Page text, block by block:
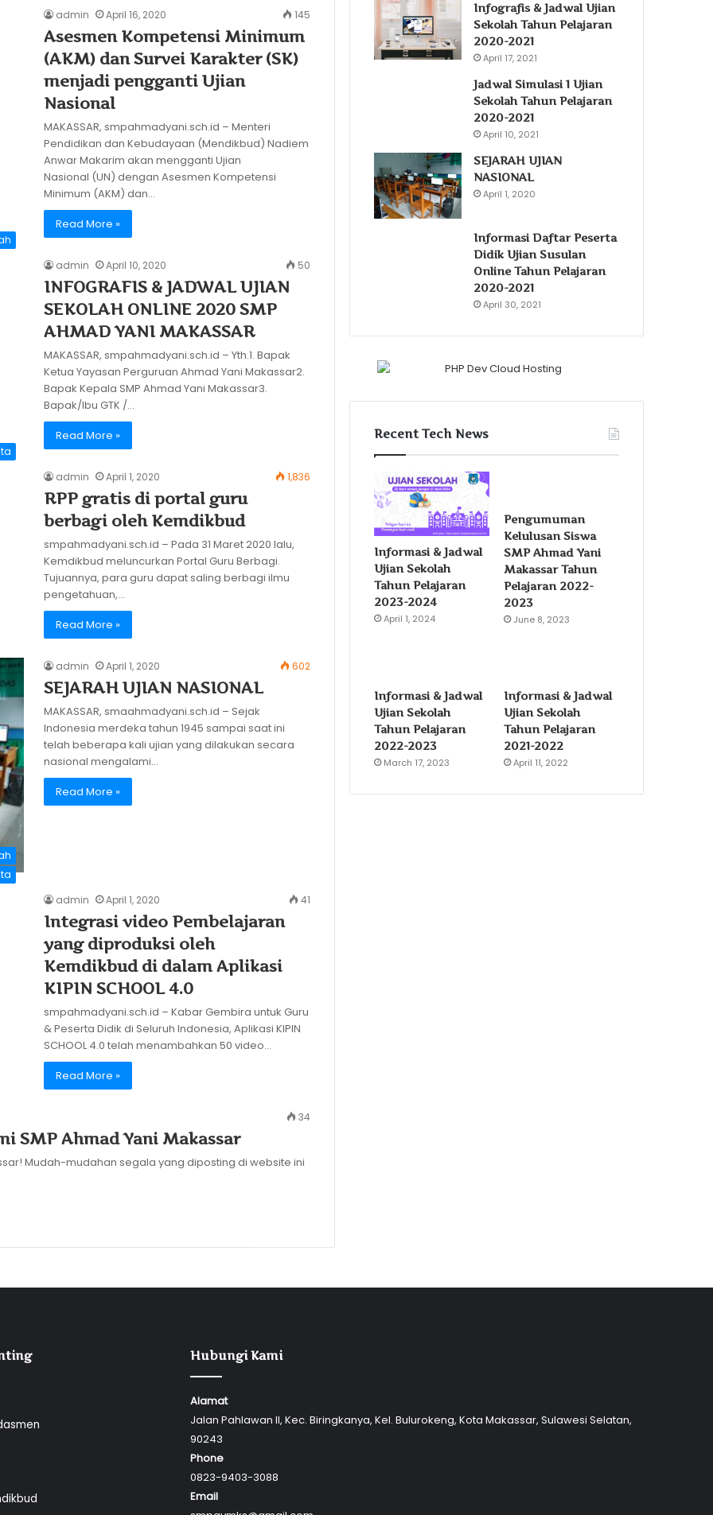
admin
April 16, 2020 145
Asesmen Kompetensi Minimum
(AKM) dan Survei Karakter (SK)
menjadi pengganti Ujian
Nasional
MAKASSAR, smpahmadyani.sch.id – Menteri
Pendidikan dan Kebudayaan (Mendikbud) Nadiem
Anwar Makarim akan mengganti Ujian
Nasional (UN) dengan Asesmen Kompetensi
Minimum (AKM) dan…
Read More »
admin
April 10, 2020 50
INFOGRAFIS & JADWAL UJIAN
SEKOLAH ONLINE 2020 SMP
AHMAD YANI MAKASSAR
MAKASSAR, smpahmadyani.sch.id – Yth.1. Bapak
Ketua Yayasan Perguruan Ahmad Yani Makassar2.
Bapak Kepala SMP Ahmad Yani Makassar3.
Bapak/Ibu GTK /…
Read More »
admin
April 1, 2020 1,836
RPP gratis di portal guru
berbagi oleh Kemdikbud
smpahmadyani.sch.id – Pada 31 Maret 2020 lalu,
Kemdikbud meluncurkan Portal Guru Berbagi.
Tujuannya, para guru dapat saling berbagi ilmu
pengetahuan,…
Read More »
admin April 1, 2020 602
SEJARAH UJIAN NASIONAL
MAKASSAR, smaahmadyani.sch.id – Sejak
Indonesia merdeka tahun 1945 sampai saat ini
telah beberapa kali ujian yang dilakukan secara
nasional mengalami…
Read More »
admin
April 1, 2020 41
Integrasi video Pembelajaran
yang diproduksi oleh
Kemdikbud di dalam Aplikasi
KIPIN SCHOOL 4.0
smpahmadyani.sch.id – Kabar Gembira untuk Guru
& Peserta Didik di Seluruh Indonesia, Aplikasi KIPIN
SCHOOL 4.0 telah menambahkan 50 video…
Read More »
34
SMP Ahmad Yani Makassar
Mudah-mudahan segala yang diposting di website ini
Infografis & Jadwal Ujian
Sekolah Tahun Pelajaran
2020-2021
April 17, 2021
Jadwal Simulasi 1 Ujian
Sekolah Tahun Pelajaran
2020-2021
April 10, 2021
SEJARAH UJIAN
NASIONAL
April 1, 2020
Informasi Daftar Peserta
Didik Ujian Susulan
Online Tahun Pelajaran
2020-2021
April 30, 2021
Recent Tech News
Informasi & Jadwal
Ujian Sekolah
Tahun Pelajaran
2023-2024
April 1, 2024
Pengumuman
Kelulusan Siswa
SMP Ahmad Yani
Makassar Tahun
Pelajaran 2022-
2023
June 8, 2023
Informasi & Jadwal
Ujian Sekolah
Tahun Pelajaran
2022-2023
March 17, 2023
Informasi & Jadwal
Ujian Sekolah
Tahun Pelajaran
2021-2022
April 11, 2022
Hubungi Kami
Alamat
Jalan Pahlawan II, Kec. Biringkanya, Kel. Bulurokeng, Kota Makassar, Sulawesi Selatan,
90243
Phone
0823-9403-3088
Email